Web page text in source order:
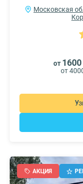
Московская
от
от
АКЦИЯ